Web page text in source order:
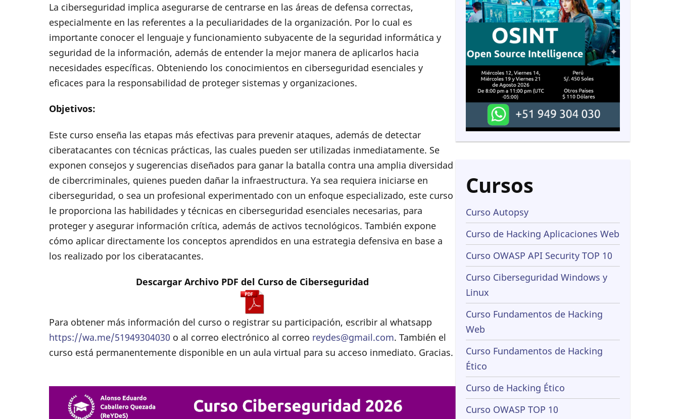
La ciberseguridad implica asegurarse de centrarse en las áreas de defensa correctas,
especialmente en las referentes a la peculiaridades de la organización. Por lo cual es
importante conocer el lenguaje y funcionamiento subyacente de la seguridad informática y
seguridad de la información, además de entender la mejor manera de aplicarlos hacia
necesidades específicas. Obteniendo los conocimientos en ciberseguridad esenciales y
eficaces para la responsabilidad de proteger sistemas y organizaciones.
Objetivos:
Este curso enseña las etapas más efectivas para prevenir ataques, además de detectar
ciberatacantes con técnicas prácticas, las cuales pueden ser utilizadas inmediatamente. Se
exponen consejos y sugerencias diseñados para ganar la batalla contra una amplia diversidad
de cibercriminales, quienes pueden dañar la infraestructura. Ya sea requiera iniciarse en
ciberseguridad, o sea un profesional experimentado con un enfoque especializado, este curso
le proporciona las habilidades y técnicas en ciberseguridad esenciales necesarias, para
proteger y asegurar información crítica, además de activos tecnológicos. También expone
cómo aplicar directamente los conceptos aprendidos en una estrategia defensiva en base a
los realizado por los ciberatacantes.
Descargar Archivo PDF del Curso de Ciberseguridad
Para obtener más información del curso o registrar su participación, escribir al whatsapp
https://wa.me/51949304030 o al correo electrónico al correo reydes@gmail.com. También el
curso está permanentemente disponible en un aula virtual para su acceso inmediato. Gracias.
Cursos
Curso Autopsy
Curso de Hacking Aplicaciones Web
Curso OWASP API Security TOP 10
Curso Ciberseguridad Windows y
Linux
Curso Fundamentos de Hacking
Web
Curso Fundamentos de Hacking
Ético
Curso de Hacking Ético
Curso OWASP TOP 10